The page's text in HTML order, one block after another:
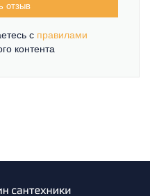
отзыв
c правилами
контента